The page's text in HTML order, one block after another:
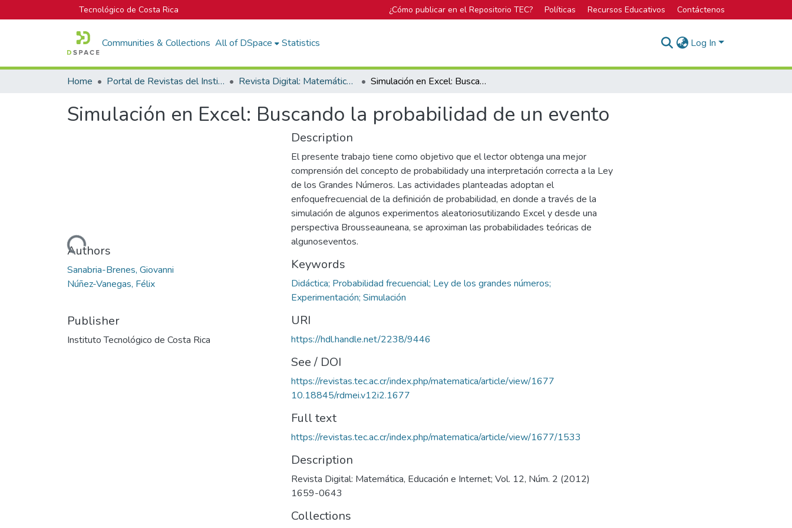
Tecnológico de Costa Rica ¿Cómo publicar en el Repositorio TEC? Políticas Recursos Educativos Contáctenos
Communities & Collections All of DSpace Statistics Log In
Home Portal de Revistas del Instituto Tecnológico de Costa Rica Revista Digital: Matemática, Educación e Internet Simulación en Excel: Buscando la probabilidad de un evento
Simulación en Excel: Buscando la probabilidad de un evento
Loading...
Authors
Sanabria-Brenes, Giovanni
Núñez-Vanegas, Félix
Publisher
Instituto Tecnológico de Costa Rica
Description
El presente trabajo tiene como objetivo que el lector obtenga una mejor
comprensión del concepto de probabilidady una interpretación correcta a la Ley
de los Grandes Números. Las actividades planteadas adoptan el
enfoquefrecuencial de la definición de probabilidad, en donde a través de la
simulación de algunos experimentos aleatoriosutilizando Excel y desde una
perspectiva Brousseauneana, se aproximan las probabilidades teóricas de
algunoseventos.
Keywords
Didáctica; Probabilidad frecuencial; Ley de los grandes números;
Experimentación; Simulación
URI
https://hdl.handle.net/2238/9446
See / DOI
https://revistas.tec.ac.cr/index.php/matematica/article/view/1677
10.18845/rdmei.v12i2.1677
Full text
https://revistas.tec.ac.cr/index.php/matematica/article/view/1677/1533
Description
Revista Digital: Matemática, Educación e Internet; Vol. 12, Núm. 2 (2012)
1659-0643
Collections